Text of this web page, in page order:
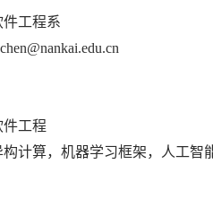
件工程系
件工程
构计算，机器学习框架，人工智